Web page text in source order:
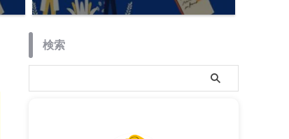
検索